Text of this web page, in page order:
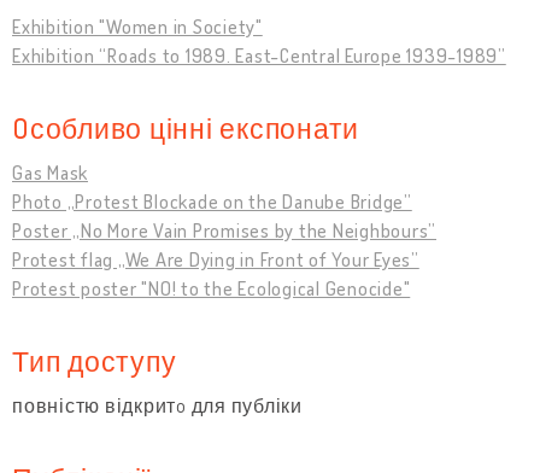
Exhibition "Women in Society"
Exhibition “Roads to 1989. East-Central Europe 1939-1989”
Oсобливо цінні експонати
Gas Mask
Photo „Protest Blockade on the Danube Bridge”
Poster „No More Vain Promises by the Neighbours”
Protest flag „We Are Dying in Front of Your Eyes”
Protest poster "NO! to the Ecological Genocide"
Тип доступу
повністю відкритo для публіки